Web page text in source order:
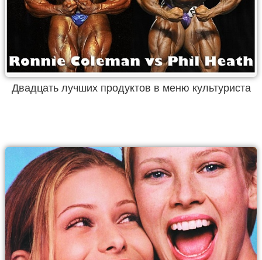
Двадцать лучших продуктов в меню культуриста